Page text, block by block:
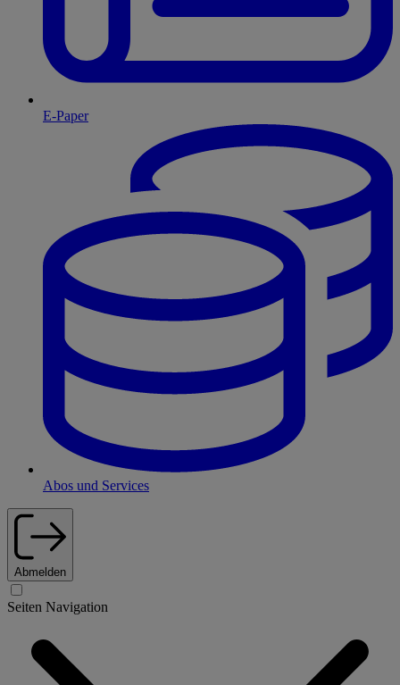
E-Paper
Abos und Services
Abmelden
Seiten Navigation